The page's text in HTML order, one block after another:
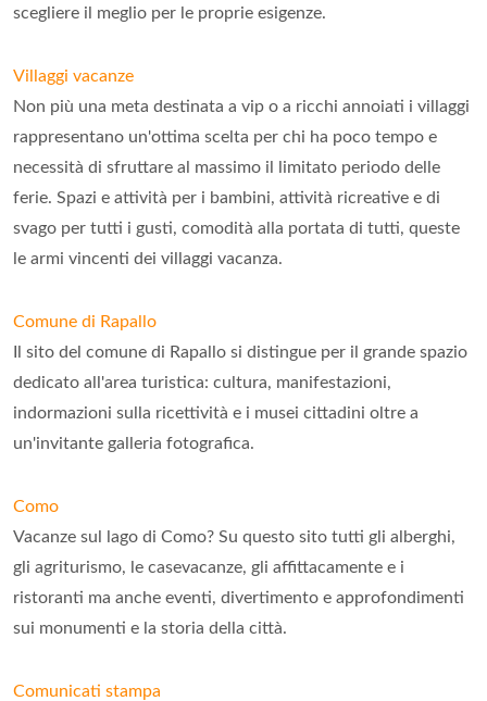
scegliere il meglio per le proprie esigenze.
Villaggi vacanze
Non più una meta destinata a vip o a ricchi annoiati i villaggi
rappresentano un'ottima scelta per chi ha poco tempo e
necessità di sfruttare al massimo il limitato periodo delle
ferie. Spazi e attività per i bambini, attività ricreative e di
svago per tutti i gusti, comodità alla portata di tutti, queste
le armi vincenti dei villaggi vacanza.
Comune di Rapallo
Il sito del comune di Rapallo si distingue per il grande spazio
dedicato all'area turistica: cultura, manifestazioni,
indormazioni sulla ricettività e i musei cittadini oltre a
un'invitante galleria fotografica.
Como
Vacanze sul lago di Como? Su questo sito tutti gli alberghi,
gli agriturismo, le casevacanze, gli affittacamente e i
ristoranti ma anche eventi, divertimento e approfondimenti
sui monumenti e la storia della città.
Comunicati stampa